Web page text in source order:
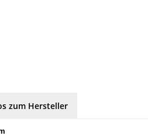
zum Hersteller